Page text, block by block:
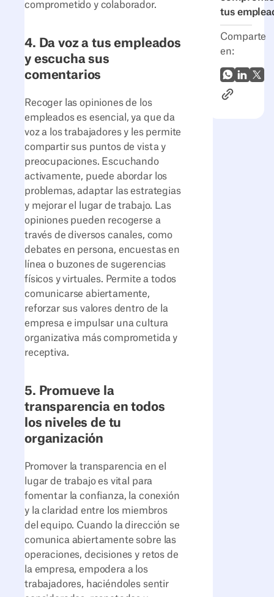
tus
Comparte
en:
WhatsApp
X
Enlace al
comprometido y colaborador.
4. Da voz a tus empleados
y escucha sus
comentarios
Recoger las opiniones de los
empleados es esencial, ya que da
voz a los trabajadores y les permite
compartir sus puntos de vista y
preocupaciones. Escuchando
activamente, puede abordar los
problemas, adaptar las estrategias
y mejorar el lugar de trabajo. Las
opiniones pueden recogerse a
través de diversos canales, como
debates en persona, encuestas en
línea o buzones de sugerencias
físicos y virtuales. Permite a todos
comunicarse abiertamente,
reforzar sus valores dentro de la
empresa e impulsar una cultura
organizativa más comprometida y
receptiva.
5. Promueve la
transparencia en todos
los niveles de tu
organización
Promover la transparencia en el
lugar de trabajo es vital para
fomentar la confianza, la conexión
y la claridad entre los miembros
del equipo. Cuando la dirección se
comunica abiertamente sobre las
operaciones, decisiones y retos de
la empresa, empodera a los
trabajadores, haciéndoles sentir